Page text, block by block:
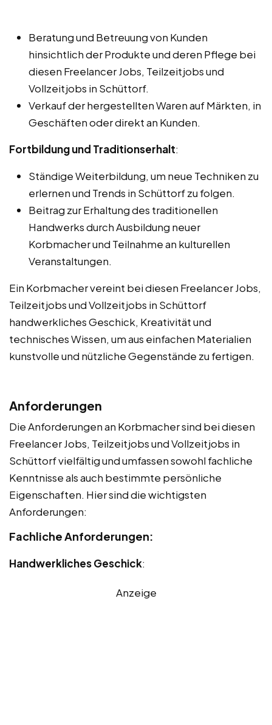
Beratung und Betreuung von Kunden
hinsichtlich der Produkte und deren Pflege bei
diesen Freelancer Jobs, Teilzeitjobs und
Vollzeitjobs in Schüttorf.
Verkauf der hergestellten Waren auf Märkten, in
Geschäften oder direkt an Kunden.
Fortbildung und Traditionserhalt:
Ständige Weiterbildung, um neue Techniken zu
erlernen und Trends in Schüttorf zu folgen.
Beitrag zur Erhaltung des traditionellen
Handwerks durch Ausbildung neuer
Korbmacher und Teilnahme an kulturellen
Veranstaltungen.
Ein Korbmacher vereint bei diesen Freelancer Jobs,
Teilzeitjobs und Vollzeitjobs in Schüttorf
handwerkliches Geschick, Kreativität und
technisches Wissen, um aus einfachen Materialien
kunstvolle und nützliche Gegenstände zu fertigen.
Anforderungen
Die Anforderungen an Korbmacher sind bei diesen
Freelancer Jobs, Teilzeitjobs und Vollzeitjobs in
Schüttorf vielfältig und umfassen sowohl fachliche
Kenntnisse als auch bestimmte persönliche
Eigenschaften. Hier sind die wichtigsten
Anforderungen:
Fachliche Anforderungen:
Handwerkliches Geschick:
Anzeige